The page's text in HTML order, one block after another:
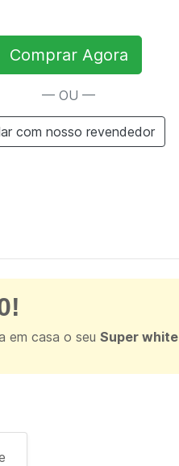
Comprar Agora
— OU —
com nosso revendedor
em casa o seu Super white